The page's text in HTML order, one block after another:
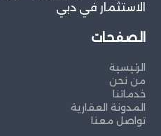
الاستثمار في دبي
الصفحات
الرئيسية
من نحن
خدماتنا
المدونة العقارية
تواصل معنا